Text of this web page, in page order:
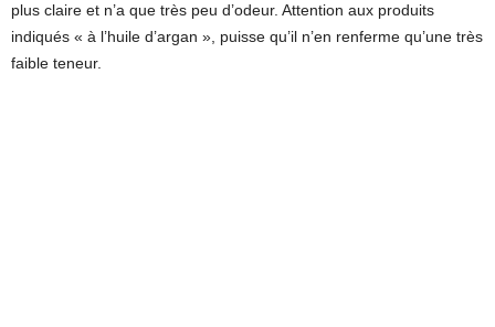
plus claire et n’a que très peu d’odeur. Attention aux produits
indiqués « à l’huile d’argan », puisse qu’il n’en renferme qu’une très
faible teneur.